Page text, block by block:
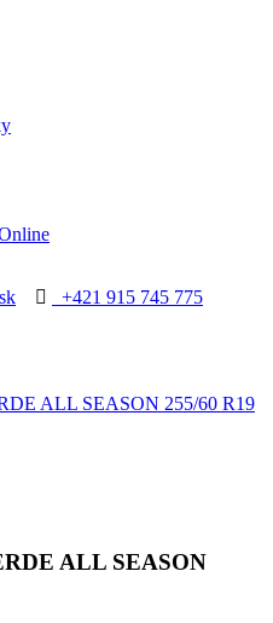
+421 915 745 775
ALL SEASON 255/60 R19
ALL SEASON